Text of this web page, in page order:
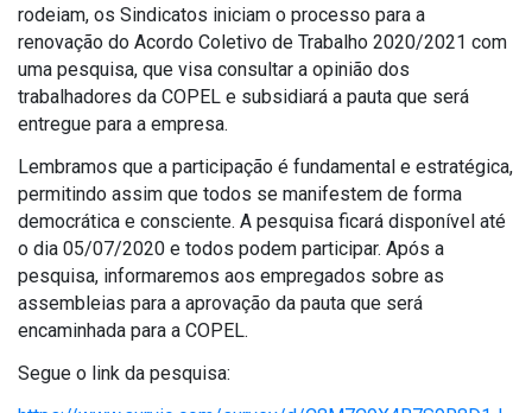
rodeiam, os Sindicatos iniciam o processo para a
renovação do Acordo Coletivo de Trabalho 2020/2021 com
uma pesquisa, que visa consultar a opinião dos
trabalhadores da COPEL e subsidiará a pauta que será
entregue para a empresa.
Lembramos que a participação é fundamental e estratégica,
permitindo assim que todos se manifestem de forma
democrática e consciente. A pesquisa ficará disponível até
o dia 05/07/2020 e todos podem participar. Após a
pesquisa, informaremos aos empregados sobre as
assembleias para a aprovação da pauta que será
encaminhada para a COPEL.
Segue o link da pesquisa: